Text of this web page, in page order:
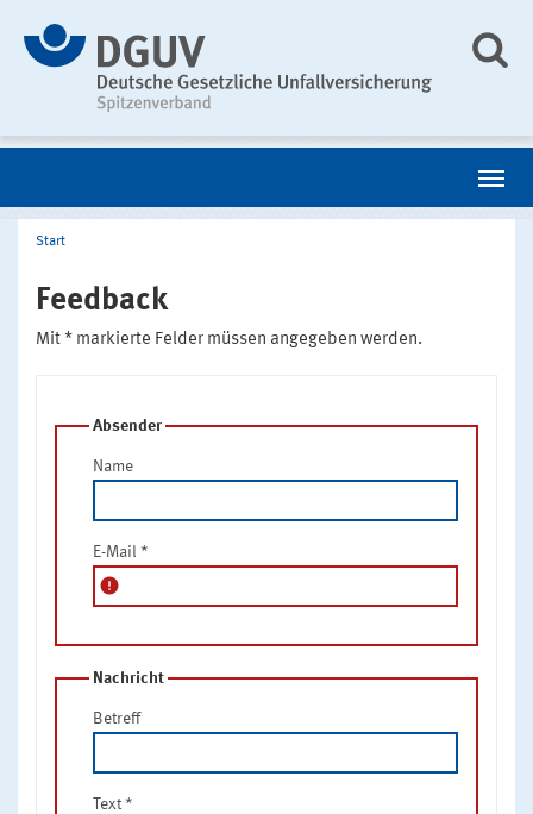
Start
Feedback
Mit * markierte Felder müssen angegeben werden.
Absender
Name
E-Mail *
error
Nachricht
Betreff
Text *